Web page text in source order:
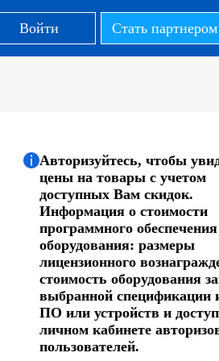
Войти Стать партнером
Авторизуйтесь, чтобы
цены на товары с учетом
доступных Вам скидок.
Информация о стоимости
программного
оборудования: размеры
лицензионного
стоимость оборудования
выбранной спецификации
ПО или устройств и
личном кабинете
пользователей.